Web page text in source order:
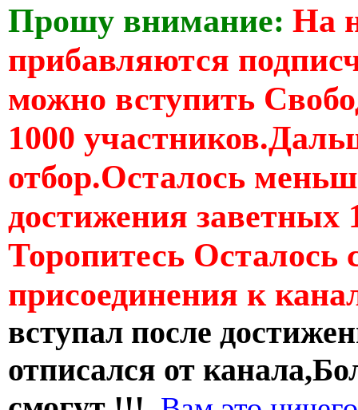
Прошу внимание: На
прибавляются
можно вступить
1000
отбор.Осталось
достижения заветных
Торопитесь Осталось
присоединения к
вступал после
отписался от